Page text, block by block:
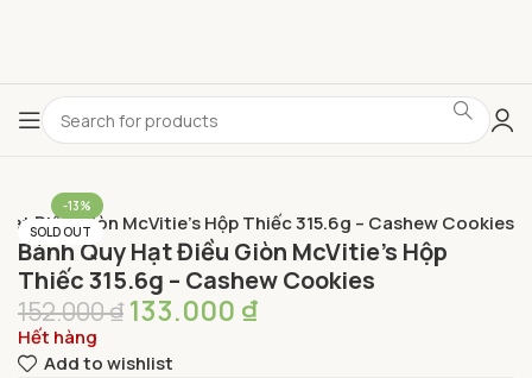
-13%
SOLD OUT
Điều Giòn McVitie’s Hộp Thiếc 315.6g – Cashew Cookies
Bánh Quy Hạt Điều Giòn McVitie’s Hộp
Thiếc 315.6g – Cashew Cookies
152.000₫ 133.000 ₫
Hết hàng
Add to wishlist